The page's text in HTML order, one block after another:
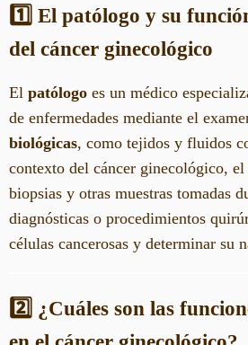
1️⃣ El patólogo y su
del cáncer ginecológico
El patólogo es un médico
de enfermedades mediante el
biológicas, como tejidos y fluidos
contexto del cáncer ginecológico,
biopsias y otras muestras tomadas
diagnósticas o procedimientos
células cancerosas y determinar su
2️⃣ ¿Cuáles son las